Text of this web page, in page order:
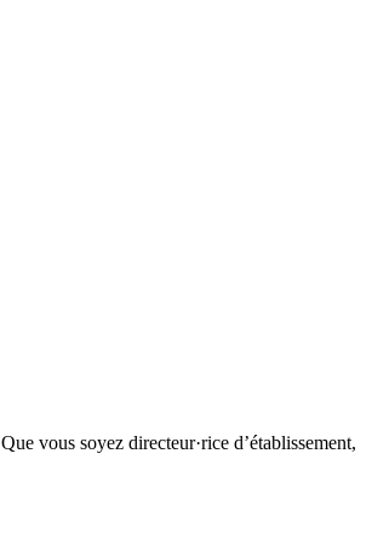
Que vous soyez directeur·rice d’établissement,